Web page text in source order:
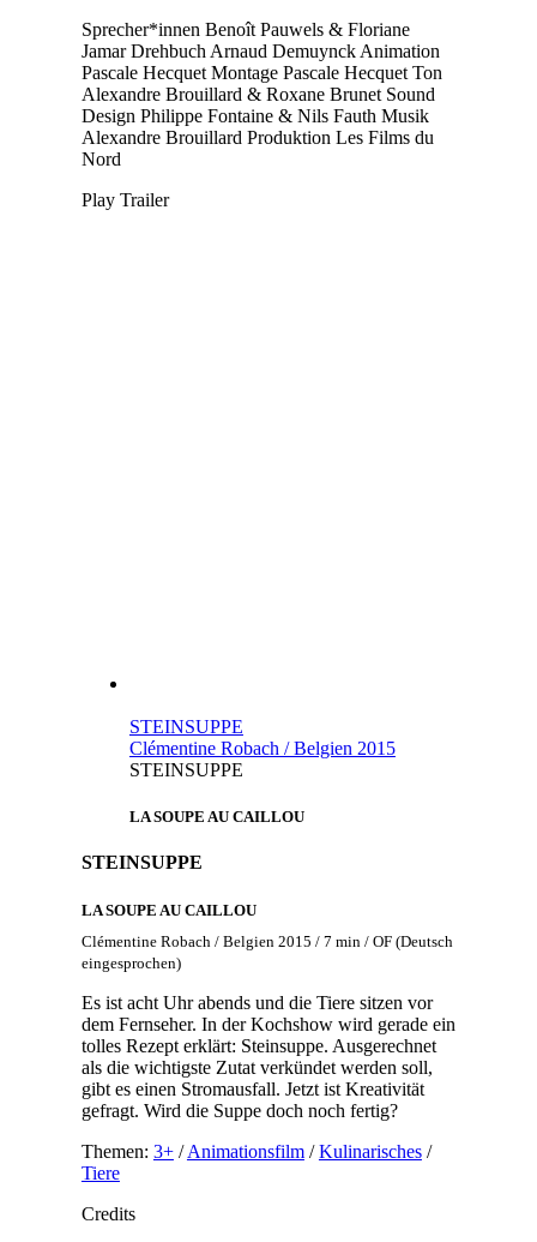
Sprecher*innen Benoît Pauwels & Floriane
Jamar Drehbuch Arnaud Demuynck Animation
Pascale Hecquet Montage Pascale Hecquet Ton
Alexandre Brouillard & Roxane Brunet Sound
Design Philippe Fontaine & Nils Fauth Musik
Alexandre Brouillard Produktion Les Films du
Nord
Play Trailer
STEINSUPPE
Clémentine Robach / Belgien 2015
STEINSUPPE
LA SOUPE AU CAILLOU
STEINSUPPE
LA SOUPE AU CAILLOU
Clémentine Robach / Belgien 2015 / 7 min / OF (Deutsch
eingesprochen)
Es ist acht Uhr abends und die Tiere sitzen vor
dem Fernseher. In der Kochshow wird gerade ein
tolles Rezept erklärt: Steinsuppe. Ausgerechnet
als die wichtigste Zutat verkündet werden soll,
gibt es einen Stromausfall. Jetzt ist Kreativität
gefragt. Wird die Suppe doch noch fertig?
Themen: 3+/Animationsfilm/Kulinarisches/
Tiere
Credits